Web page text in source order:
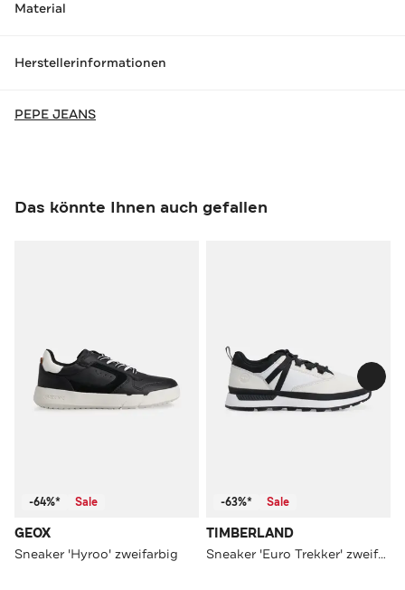
Material
Herstellerinformationen
PEPE JEANS
Das könnte Ihnen auch gefallen
-64%* Sale
GEOX
Sneaker 'Hyroo' zweifarbig
-63%* Sale
TIMBERLAND
Sneaker 'Euro Trekker' zweifarbig